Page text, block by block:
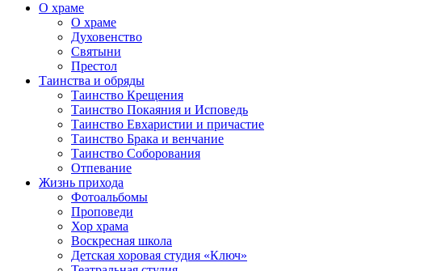
О храме
О храме
Духовенство
Святыни
Престол
Таинства и обряды
Таинство Крещения
Таинство Покаяния и Исповедь
Таинство Евхаристии и причастие
Таинство Брака и венчание
Таинство Соборования
Отпевание
Жизнь прихода
Фотоальбомы
Проповеди
Хор храма
Воскресная школа
Детская хоровая студия «Ключ»